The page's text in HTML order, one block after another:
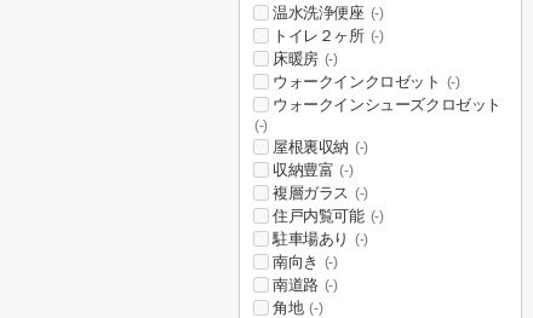
温水洗浄便座 (-)
トイレ２ヶ所 (-)
床暖房 (-)
ウォークインクロゼット (-)
ウォークインシューズクロゼット
(-)
屋根裏収納 (-)
収納豊富 (-)
複層ガラス (-)
住戸内覧可能 (-)
駐車場あり (-)
南向き (-)
南道路 (-)
角地 (-)